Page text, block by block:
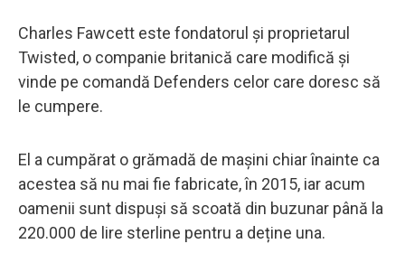
Charles Fawcett este fondatorul și proprietarul
Twisted, o companie britanică care modifică și
vinde pe comandă Defenders celor care doresc să
le cumpere.
El a cumpărat o grămadă de mașini chiar înainte ca
acestea să nu mai fie fabricate, în 2015, iar acum
oamenii sunt dispuși să scoată din buzunar până la
220.000 de lire sterline pentru a deține una.